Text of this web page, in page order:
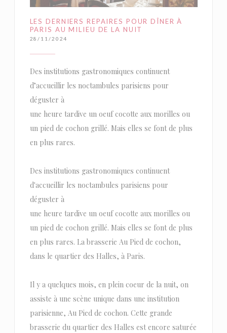
LES DERNIERS REPAIRES POUR DÎNER À
PARIS AU MILIEU DE LA NUIT
28/11/2024
Des institutions gastronomiques continuent
d’accueillir les noctambules parisiens pour
déguster à
une heure tardive un oeuf cocotte aux morilles ou
un pied de cochon grillé. Mais elles se font de plus
en plus rares.
Des institutions gastronomiques continuent
d'accueillir les noctambules parisiens pour
déguster à
une heure tardive un oeuf cocotte aux morilles ou
un pied de cochon grillé. Mais elles se font de plus
en plus rares. La brasserie Au Pied de cochon,
dans le quartier des Halles, à Paris.
Il y a quelques mois, en plein coeur de la nuit, on
assiste à une scène unique dans une institution
parisienne, Au Pied de cochon. Cette grande
brasserie du quartier des Halles est encore saturée